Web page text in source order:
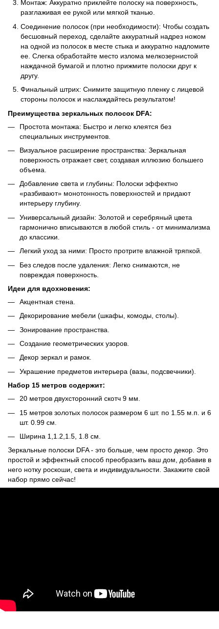
Монтаж: Аккуратно приклейте полоску на поверхность,
разглаживая ее рукой или мягкой тканью.
Соединение полосок (при необходимости): Чтобы создать
бесшовный переход, сделайте аккуратный надрез ножом
на одной из полосок в месте стыка и аккуратно надломите
ее. Слегка обработайте место излома мелкозернистой
наждачной бумагой и плотно прижмите полоски друг к
другу.
Финальный штрих: Снимите защитную пленку с лицевой
стороны полосок и наслаждайтесь результатом!
Преимущества зеркальных полосок DFA:
Простота монтажа: Быстро и легко клеятся без
специальных инструментов.
Визуальное расширение пространства: Зеркальная
поверхность отражает свет, создавая иллюзию большего
объема.
Добавление света и глубины: Полоски эффектно
«разбивают» монотонность поверхностей и придают
интерьеру глубину.
Универсальный дизайн: Золотой и серебряный цвета
гармонично вписываются в любой стиль - от минимализма
до классики.
Легкий уход за ними: Просто протрите влажной тряпкой.
Без следов после удаления: Легко снимаются, не
повреждая поверхность.
Идеи для вдохновения:
Акцентная стена.
Декорирование мебели (шкафы, комоды, столы).
Зонирование пространства.
Создание геометрических узоров.
Декор зеркал и рамок.
Украшение предметов интерьера (вазы, подсвечники).
Набор 15 метров содержит:
20 метров двухсторонний скотч 9 мм.
15 метров золотых полосок размером 6 шт. по 1.55 м.п. и 6
шт. 0.99 см.
Ширина 1,1.2,1.5, 1.8 см.
Зеркальные полоски DFA - это больше, чем просто декор. Это
простой и эффектный способ преобразить ваш дом, добавив в
него нотку роскоши, света и индивидуальности. Закажите свой
набор прямо сейчас!